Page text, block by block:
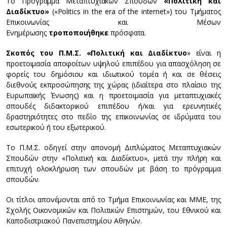
Διαδίκτυο» («Politics in the era of the internet») του Τμήματος
Επικοινωνίας και Μέσων
Ενημέρωσης τροποποιήθηκεπρόσφατα.
Σκοπός του Π.Μ.Σ. «Πολιτική και Διαδίκτυο» είναι η
προετοιμασία αποφοίτων υψηλού επιπέδου για απασχόληση σε
φορείς του δημόσιου και ιδιωτικού τομέα ή και σε θέσεις
διεθνούς εκπροσώπησης της χώρας (ιδιαίτερα στο πλαίσιο της
Ευρωπαϊκής Ένωσης) και η προετοιμασία για μεταπτυχιακές
σπουδές διδακτορικού επιπέδου ή/και για ερευνητικές
δραστηριότητες στο πεδίο της επικοινωνίας σε ιδρύματα του
εσωτερικού ή του εξωτερικού.
Το Π.Μ.Σ. οδηγεί στην απονομή Διπλώματος Μεταπτυχιακών
Σπουδών στην «Πολιτική και Διαδίκτυο», μετά την πλήρη και
επιτυχή ολοκλήρωση των σπουδών με βάση το πρόγραμμα
σπουδών.
Οι τίτλοι απονέμονται από το Τμήμα Επικοινωνίας και ΜΜΕ, της
Σχολής Οικονομικών και Πολιτικών Επιστημών, του Εθνικού και
Καποδιστριακού Πανεπιστημίου Αθηνών.